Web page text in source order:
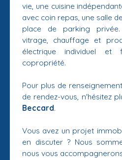
vie, une cuisine
avec coin repas, une salle
place de parking privée.
vitrage, chauffage et
électrique individuel et
copropriété.
Pour plus de
de rendez-vous, n'hésitez
Beccard.
Vous avez un projet
en discuter ? Nous
nous vous